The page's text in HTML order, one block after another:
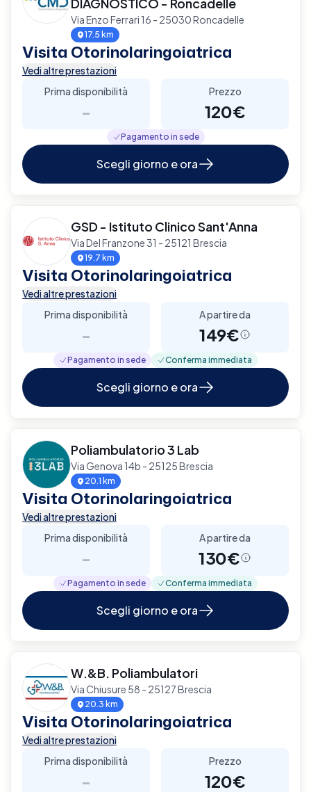
Via Enzo Ferrari 16 - 25030 Roncadelle
17.5 km
Visita Otorinolaringoiatrica
Vedi altre prestazioni
Prima disponibilità
-
Prezzo
120€
Pagamento in sede
Scegli giorno e ora
GSD - Istituto Clinico Sant'Anna
Via Del Franzone 31 - 25121 Brescia
19.7 km
Visita Otorinolaringoiatrica
Vedi altre prestazioni
Prima disponibilità
-
A partire da
149€
Pagamento in sede Conferma immediata
Scegli giorno e ora
Poliambulatorio 3 Lab
Via Genova 14b - 25125 Brescia
20.1 km
Visita Otorinolaringoiatrica
Vedi altre prestazioni
Prima disponibilità
-
A partire da
130€
Pagamento in sede Conferma immediata
Scegli giorno e ora
W.&B. Poliambulatori
Via Chiusure 58 - 25127 Brescia
20.3 km
Visita Otorinolaringoiatrica
Vedi altre prestazioni
Prima disponibilità
-
Prezzo
120€